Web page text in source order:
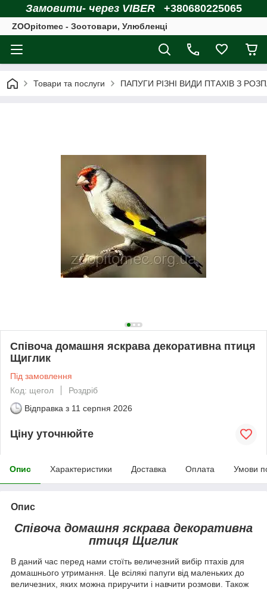
Замовити- через VIBER +380680225065
ZOOpitomec - Зоотовари, Улюбленці
Товари та послуги ПАПУГИ РІЗНІ ВИДИ ПТАХІВ З
Співоча домашня яскрава декоративна птиця
Щиглик
Під замовлення
Код: щегол
Роздріб
Відправка з 11 серпня 2026
Ціну уточнюйте
Опис Характеристики Доставка Оплата Умови
Опис
Співоча домашня яскрава декоративна
птиця Щиглик
В даний час перед нами стоїть величезний вибір птахів для
домашнього утримання. Це всілякі папуги від маленьких до
величезних, яких можна приручити і навчити розмови. Також